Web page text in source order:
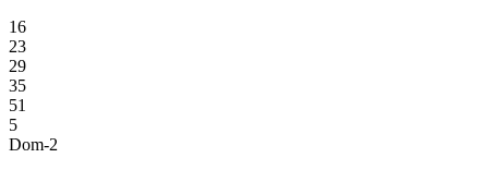
16
23
29
35
51
5
Dom-2